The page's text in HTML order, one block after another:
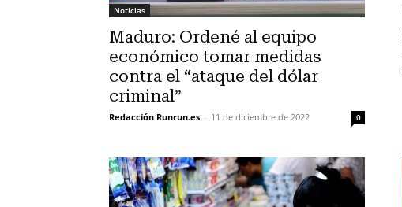
Noticias
Maduro: Ordené al equipo
económico tomar medidas
contra el “ataque del dólar
criminal”
Redacción Runrun.es - 11 de diciembre de 2022 0